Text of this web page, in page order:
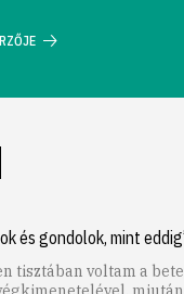
és gondolok, mint
tisztában voltam a